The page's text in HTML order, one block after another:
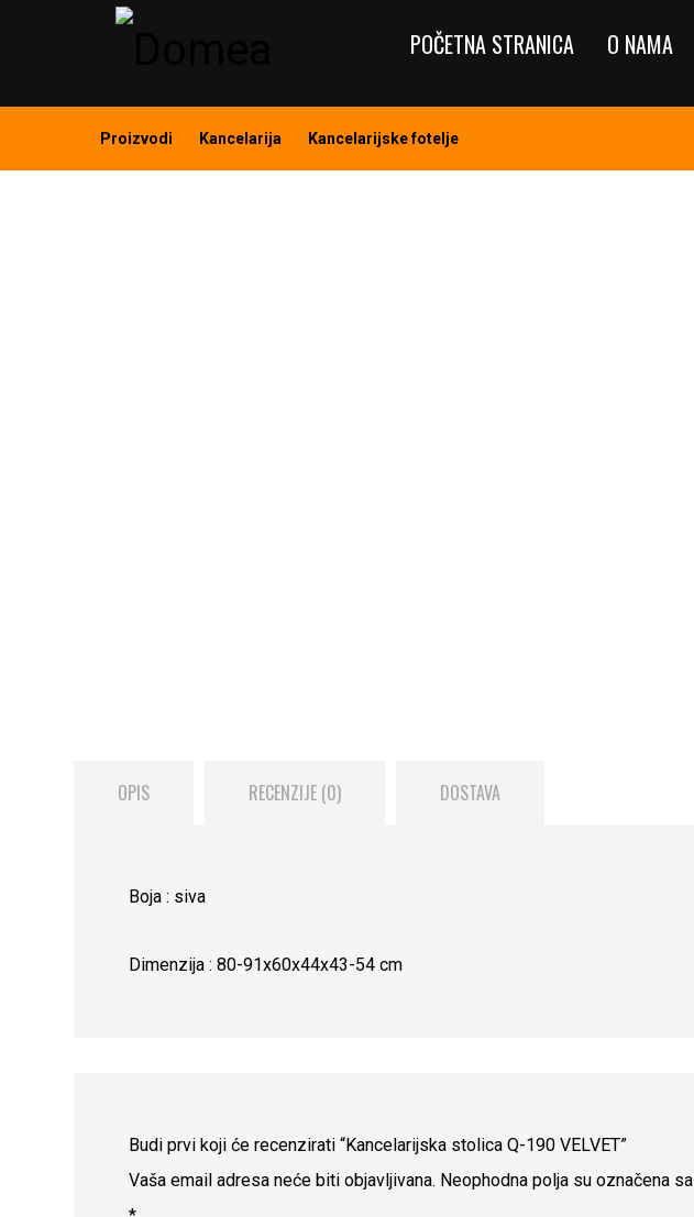
POČETNA STRANICA O NAMA
Proizvodi Kancelarija Kancelarijske fotelje
OPIS RECENZIJE (0) DOSTAVA
Boja : siva
Dimenzija : 80-91x60x44x43-54 cm
Budi prvi koji će recenzirati “Kancelarijska stolica Q-190 VELVET”
Vaša email adresa neće biti objavljivana. Neophodna polja su označena sa